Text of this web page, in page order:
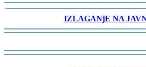
-
IZLAGANjE NA
-
-